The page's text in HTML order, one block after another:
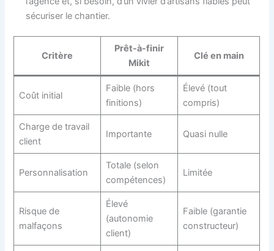
sécuriser le chantier.
Critère
Prêt-à-finir
Mikit
Clé en main
Coût initial
Faible (hors
finitions)
Élevé (tout
compris)
Charge de travail
client
Importante Quasi nulle
Personnalisation
Totale (selon
compétences)
Limitée
Risque de
malfaçons
Élevé
(autonomie
client)
Faible (garantie
constructeur)